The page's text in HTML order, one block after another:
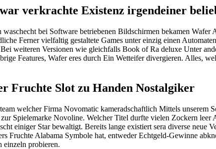
verkrachte Existenz irgendeiner
bei Software betriebenen Bildschirmen bekamen
Ferner vielfaltig gestaltete Games unter einzig einen
weiteren Versionen wie gleichfalls Book of Ra deluxe Unter
Features, Wafer eres durch Ein Wetteifer divergieren. Alles,
Fruchte Slot zu Handen Nostalgiker
welcher Firma Novomatic kameradschaftlich Mittels
Spielemarke Novoline. Welcher Titel durfte vielen Zockern
einiger Star bewaltigt. Bereits lange existiert sera diverse
Fruchte Alabama Symbole hat, entweder Echtgeld-Gewinne
einzeln probieren.